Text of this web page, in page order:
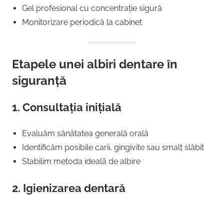
Gel profesional cu concentrație sigură
Monitorizare periodică la cabinet
Etapele unei albiri dentare în
siguranță
1. Consultația inițială
Evaluăm sănătatea generală orală
Identificăm posibile carii, gingivite sau smalț slăbit
Stabilim metoda ideală de albire
2. Igienizarea dentară